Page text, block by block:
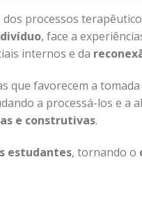
processos
, face a
internos e da
que favorecem a tomada
a processá-los e a
e construtivas.
estudantes, tornando o